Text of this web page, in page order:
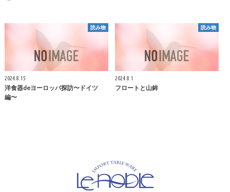
読み物
2024.8.15
洋食器deヨーロッパ探訪〜ドイツ
編〜
読み物
2024.8.1
フロートと山鉾